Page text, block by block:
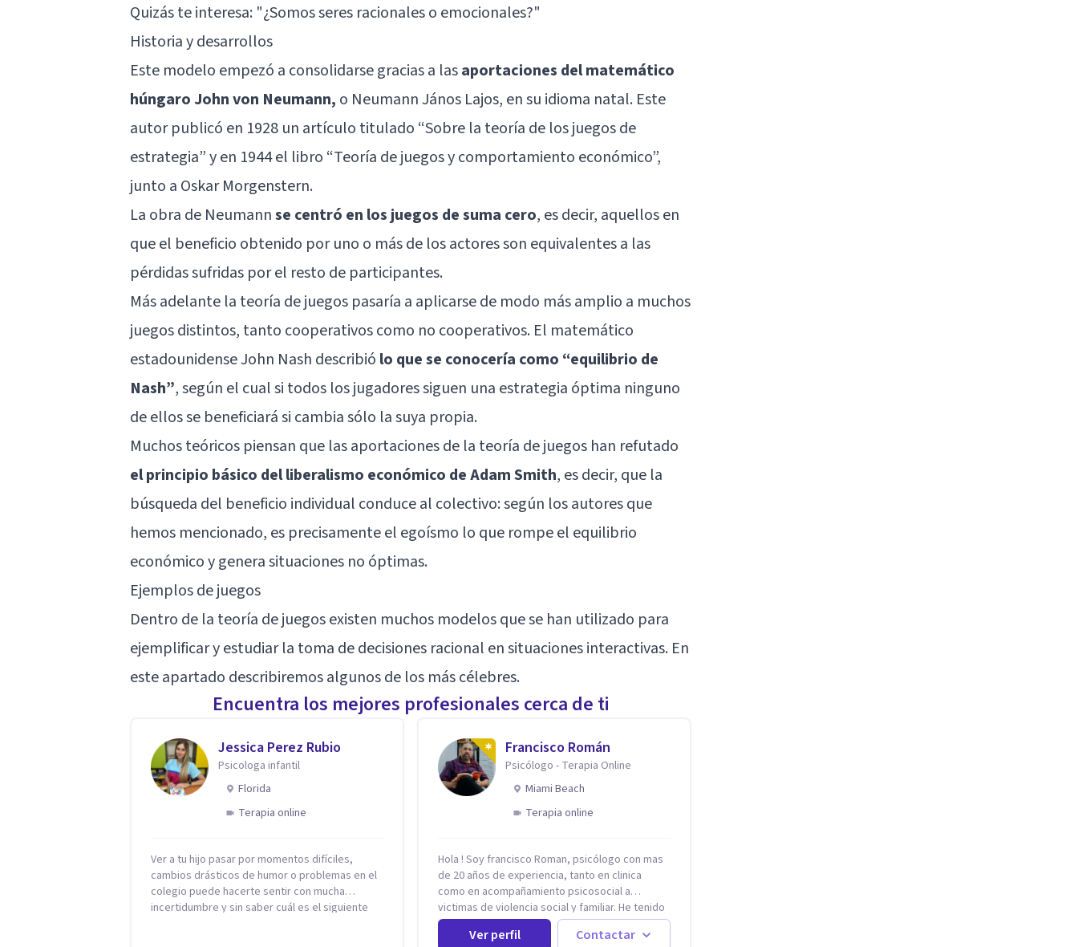
Quizás te interesa: "¿Somos seres racionales o emocionales?"
Historia y desarrollos
Este modelo empezó a consolidarse gracias a lasaportaciones del matemático
húngaro John von Neumann, o Neumann János Lajos, en su idioma natal. Este
autor publicó en 1928 un artículo titulado “Sobre la teoría de los juegos de
estrategia” y en 1944 el libro “Teoría de juegos y comportamiento económico”,
junto a Oskar Morgenstern.
La obra de Neumannse centró en los juegos de suma cero, es decir, aquellos en
que el beneficio obtenido por uno o más de los actores son equivalentes a las
pérdidas sufridas por el resto de participantes.
Más adelante la teoría de juegos pasaría a aplicarse de modo más amplio a muchos
juegos distintos, tanto cooperativos como no cooperativos. El matemático
estadounidense John Nash describió lo que se conocería como “equilibrio de
Nash”, según el cual si todos los jugadores siguen una estrategia óptima ninguno
de ellos se beneficiará si cambia sólo la suya propia.
Muchos teóricos piensan que las aportaciones de la teoría de juegos han refutado
el principio básico del liberalismo económico de Adam Smith, es decir, que la
búsqueda del beneficio individual conduce al colectivo: según los autores que
hemos mencionado, es precisamente el egoísmo lo que rompe el equilibrio
económico y genera situaciones no óptimas.
Ejemplos de juegos
Dentro de la teoría de juegos existen muchos modelos que se han utilizado para
ejemplificar y estudiar la toma de decisiones racional en situaciones interactivas. En
este apartado describiremos algunos de los más célebres.
Encuentra los mejores profesionales cerca de ti
Jessica Perez Rubio
Psicologa infantil
Florida
Terapia online
Ver a tu hijo pasar por momentos difíciles,
cambios drásticos de humor o problemas en el
colegio puede hacerte sentir con mucha
incertidumbre y sin saber cuál es el siguiente
Francisco Román
Psicólogo - Terapia Online
Miami Beach
Terapia online
Hola ! Soy francisco Roman, psicólogo con mas
de 20 años de experiencia, tanto en clinica
como en acompañamiento psicosocial a
victimas de violencia social y familiar. He tenido
la oportunidad de trabajar con niños adultos y
familias en todos los espacios y esto me ha
Ver perfil Contactar